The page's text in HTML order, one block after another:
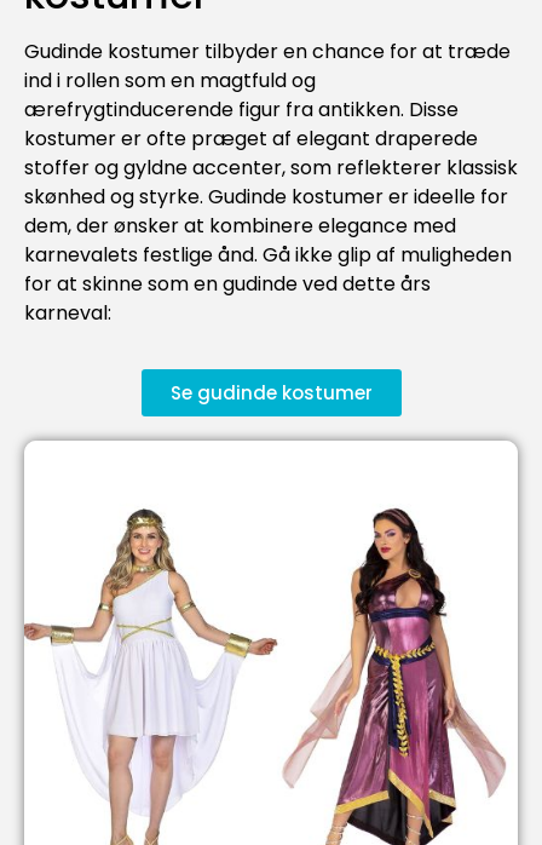
Gudinde kostumer tilbyder en chance for at træde
ind i rollen som en magtfuld og
ærefrygtinducerende figur fra antikken. Disse
kostumer er ofte præget af elegant draperede
stoffer og gyldne accenter, som reflekterer klassisk
skønhed og styrke. Gudinde kostumer er ideelle for
dem, der ønsker at kombinere elegance med
karnevalets festlige ånd. Gå ikke glip af muligheden
for at skinne som en gudinde ved dette års
karneval:
Se gudinde kostumer